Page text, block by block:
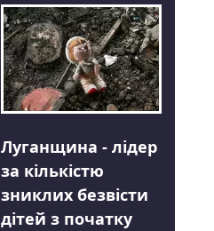
Луганщина - лідер
за кількістю
зниклих безвісти
дітей з початку